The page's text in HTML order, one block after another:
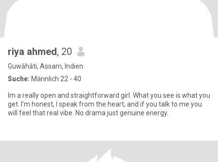
riya ahmed, 20
Guwāhāti, Assam, Indien
Suche: Männlich 22 - 40
Im a really open and straightforward girl. What you see is what you
get. I’m honest, I speak from the heart, and if you talk to me you
will feel that real vibe. No drama just genuine energy.